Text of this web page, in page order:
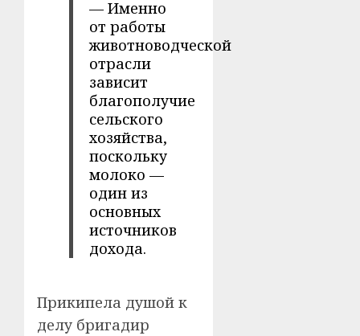
— Именно
от работы
животноводческой
отрасли
зависит
благополучие
сельского
хозяйства,
поскольку
молоко —
один из
основных
источников
дохода.
Прикипела душой к
делу бригадир